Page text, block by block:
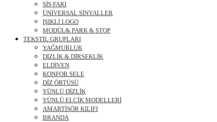
SİS FARI
ÜNİVERSAL SİNYALLER
IŞIKLI LOGO
MODÜL& PARK & STOP
TEKSTİL GRUPLARI
YAĞMURLUK
DİZLİK & DİRSEKLİK
ELDİVEN
KONFOR SELE
DİZ ÖRTÜSÜ
YÜNLÜ DİZLİK
YÜNLÜ ELCİK MODELLERİ
AMARTİSÖR KILIFI
BRANDA